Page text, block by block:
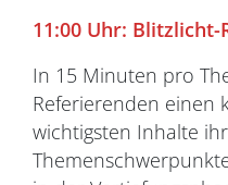
11:00 Uhr: Blitzlicht-
In 15 Minuten pro
Referierenden einen
wichtigsten Inhalte